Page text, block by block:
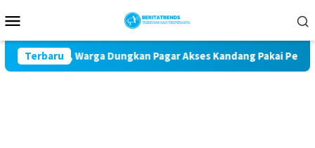
ke
Mobile
Terbaru
Warga Dungkan Pagar Akses Kandang Pakai Peraga Adat